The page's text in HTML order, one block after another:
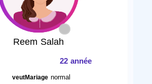
Reem Salah
22 année
veutMariage normal